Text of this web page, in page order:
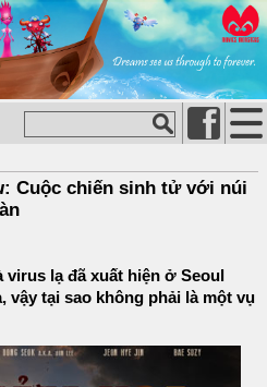
: Cuộc chiến sinh tử với núi
virus lạ đã xuất hiện ở Seoul
vậy tại sao không phải là một vụ